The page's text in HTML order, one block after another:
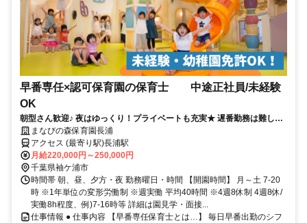
早番専任×認可保育園の保育士 中途正社員/未経験
OK
朝型さん歓迎♪ 夜はゆっくり！プライベートも充実★ 遅番勤務は難しい
けど正社員で働きたい方！
まなびの森保育園長浦
アクセス (最寄り駅)長浦駅
月給220,000円～250,000円
千葉県袖ケ浦市
時間帯 朝、昼、夕方・夜 勤務曜日・時間 【開園時間】 月～土 7-20
時 ※1年単位の変形労働制 ※週実働 平均40時間 ※4週8休制 4週8休/
実働8h程度、例)7-16時等 詳細は園見学・面接...
仕事情報 ● 仕事内容 【早番専任保育士とは…】 毎日早番出勤のシフ